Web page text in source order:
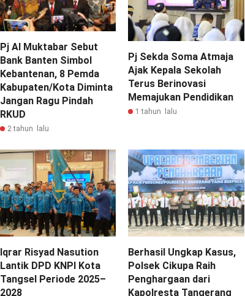
Pj Al Muktabar Sebut
Bank Banten Simbol
Kebantenan, 8 Pemda
Kabupaten/Kota Diminta
Jangan Ragu Pindah
RKUD
2 tahun lalu
Pj Sekda Soma Atmaja
Ajak Kepala Sekolah
Terus Berinovasi
Memajukan Pendidikan
1 tahun lalu
Iqrar Risyad Nasution
Lantik DPD KNPI Kota
Tangsel Periode 2025–
2028
Berhasil Ungkap Kasus,
Polsek Cikupa Raih
Penghargaan dari
Kapolresta Tangerang